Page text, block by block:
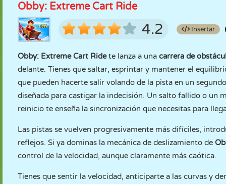
Obby: Extreme Cart Ride
4.2 Insertar
Obby: Extreme Cart Ridete lanza a una carrera de
delante. Tienes que saltar, esprintar y mantener el
que pueden hacerte salir volando de la pista en un
diseñada para castigar la indecisión. Un salto fallido o un
reinicio te enseña la sincronización que necesitas para
Las pistas se vuelven progresivamente más difíciles,
reflejos. Si ya dominas la mecánica de deslizamiento de
control de la velocidad, aunque claramente más caótica.
Tienes que sentir la velocidad, anticiparte a las curvas y